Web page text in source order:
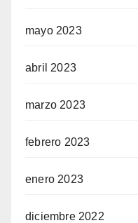
mayo 2023
abril 2023
marzo 2023
febrero 2023
enero 2023
diciembre 2022